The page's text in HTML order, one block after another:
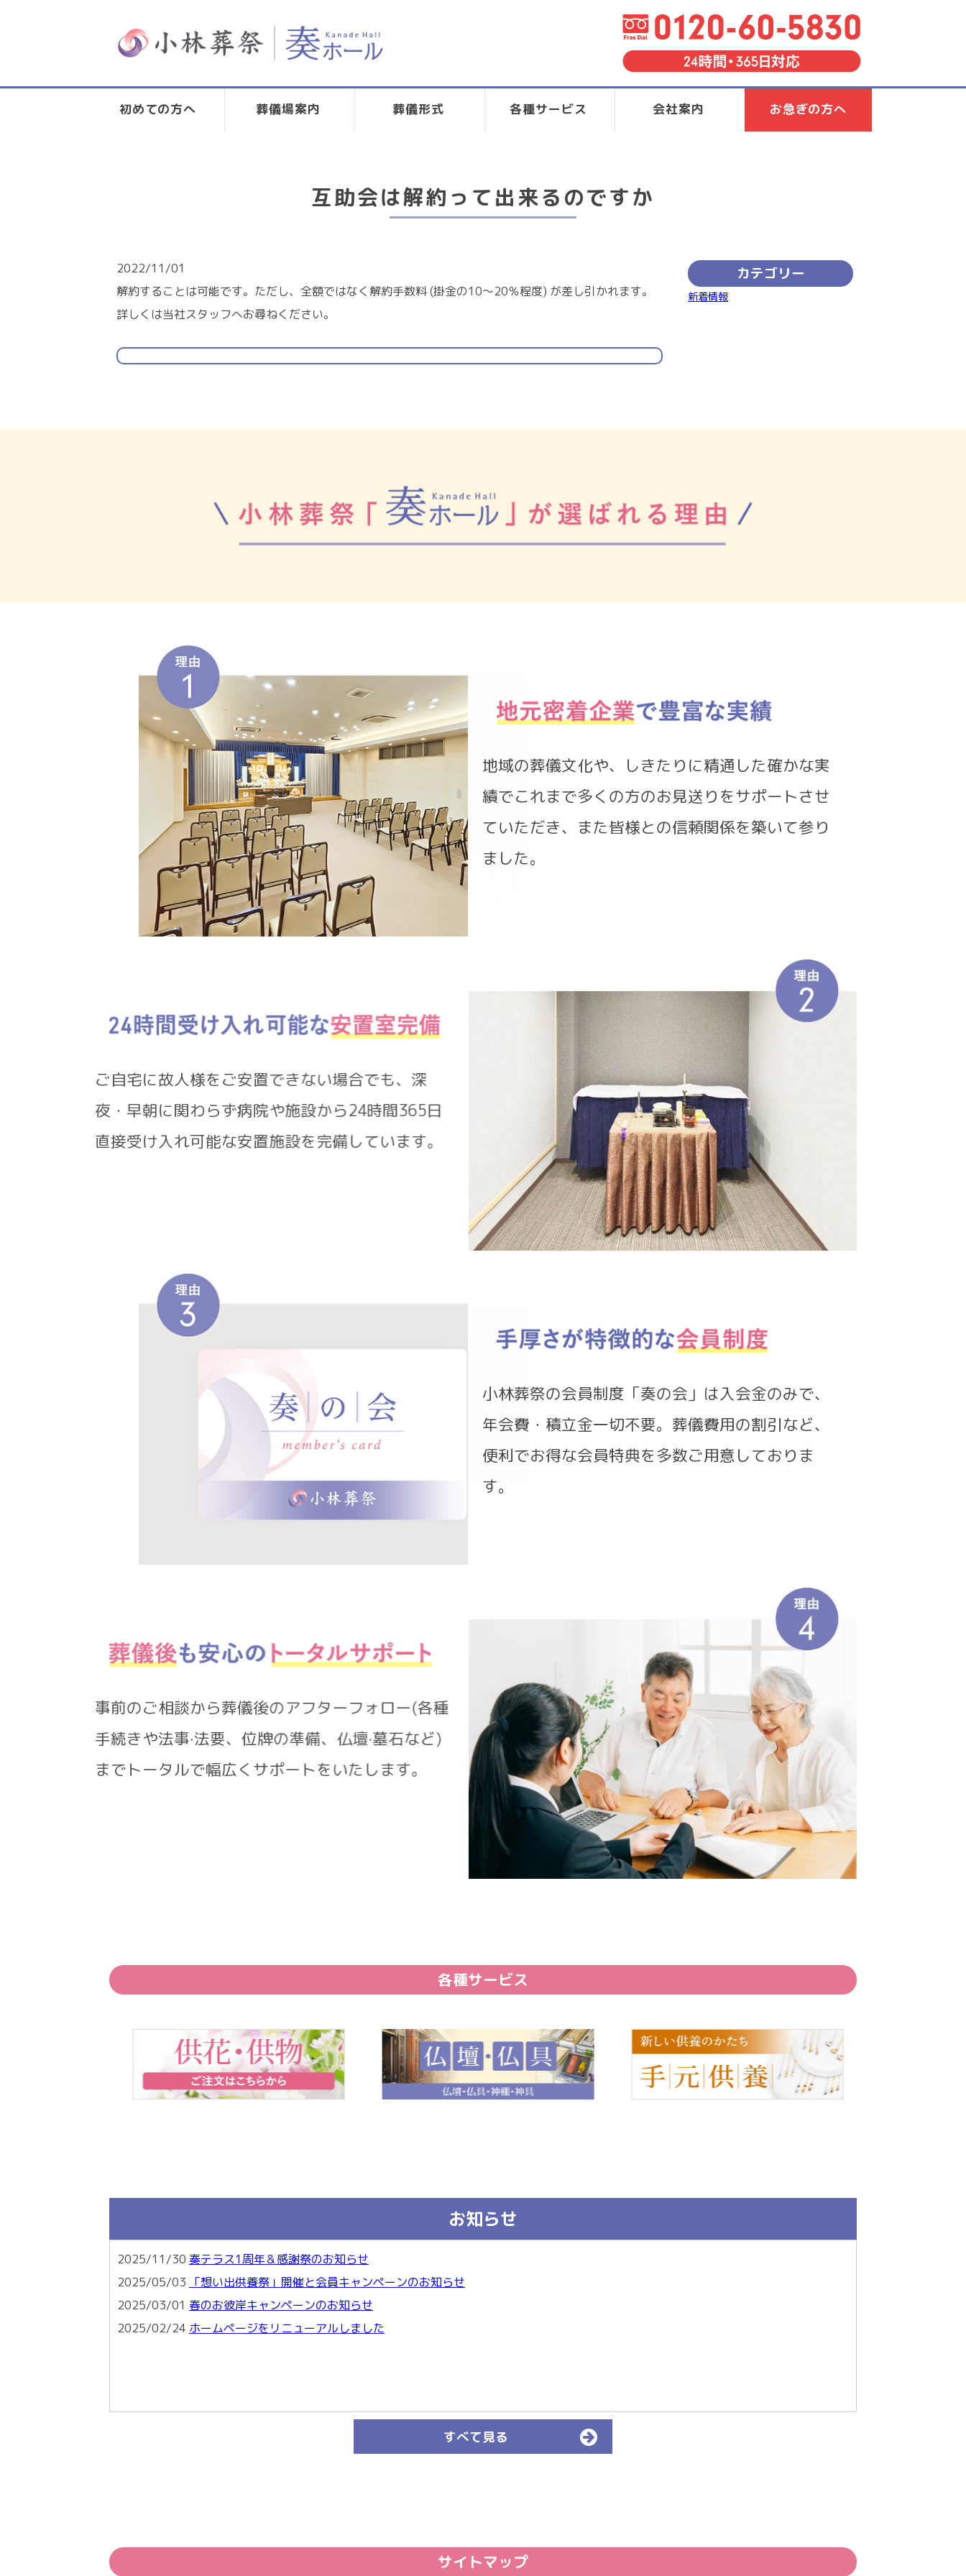
初めての方へ 葬儀場案内 葬儀形式 各種サービス 会社案内 お急ぎの方へ
互助会は解約って出来るのですか
2022/11/01
解約することは可能です。ただし、全額ではなく解約手数料 (掛金の10～20％程度) が差し引かれます。
詳しくは当社スタッフへお尋ねください。
カテゴリー
新着情報
地域の葬儀文化や、しきたりに精通した確かな実
績でこれまで多くの方のお見送りをサポートさせ
ていただき、また皆様との信頼関係を築いて参り
ました。
ご自宅に故人様をご安置できない場合でも、深
夜・早朝に関わらず病院や施設から24時間365日
直接受け入れ可能な安置施設を完備しています。
小林葬祭の会員制度「奏の会」は入会金のみで、
年会費・積立金一切不要。葬儀費用の割引など、
便利でお得な会員特典を多数ご用意しておりま
す。
事前のご相談から葬儀後のアフターフォロー(各種
手続きや法事·法要、位牌の準備、仏壇·墓石など)
までトータルで幅広くサポートをいたします。
各種サービス
お知らせ
2025/11/30 奏テラス1周年＆感謝祭のお知らせ
2025/05/03 「想い出供養祭」開催と会員キャンペーンのお知らせ
2025/03/01 春のお彼岸キャンペーンのお知らせ
2025/02/24 ホームページをリニューアルしました
すべて見る
サイトマップ